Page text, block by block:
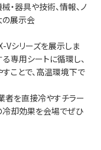
・器具や技術、情報、ノ
の展示会
Vシリーズを展示しま
専用シートに循環し、
ことで、高温環境下で
者を直接冷やすチラー
冷却効果を会場でぜひ